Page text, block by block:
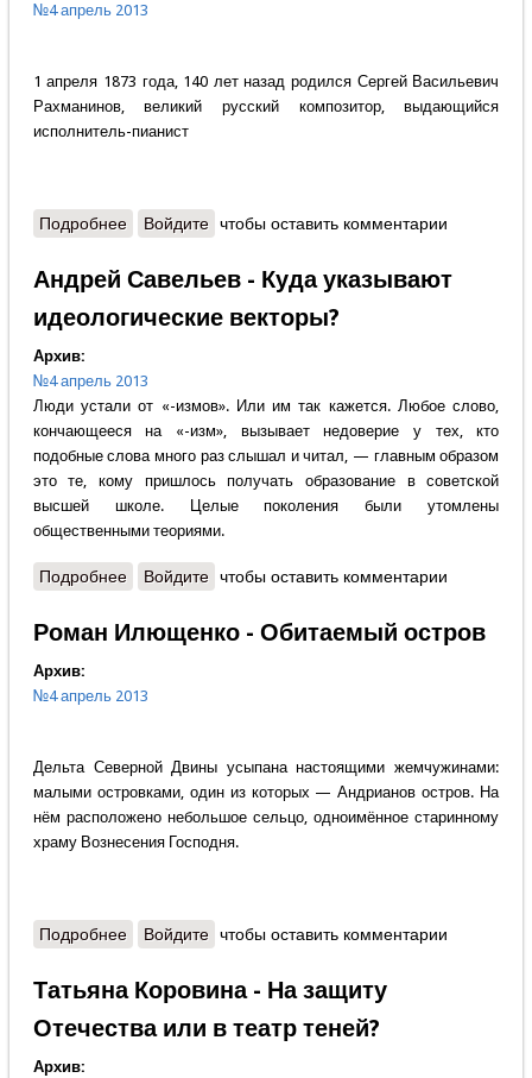
№4 апрель 2013
1 апреля 1873 года, 140 лет назад родился Сергей Васильевич
Рахманинов, великий русский композитор, выдающийся
исполнитель-пианист
Подробнеео Александр Кадашевский - Музыка святой Руси
Войдите чтобы оставить комментарии
Андрей Савельев - Куда указывают
идеологические векторы?
Архив:
№4 апрель 2013
Люди устали от «-измов». Или им так кажется. Любое слово,
кончающееся на «-изм», вызывает недоверие у тех, кто
подобные слова много раз слышал и читал, — главным образом
это те, кому пришлось получать образование в советской
высшей школе. Целые поколения были утомлены
общественными теориями.
Подробнеео Андрей Савельев - Куда указывают
Войдите чтобы оставить комментарии
Роман Илющенко - Обитаемый остров
Архив:
№4 апрель 2013
Дельта Северной Двины усыпана настоящими жемчужинами:
малыми островками, один из которых — Андрианов остров. На
нём расположено небольшое сельцо, одноимённое старинному
храму Вознесения Господня.
Подробнеео Роман Илющенко - Обитаемый остров
Войдите чтобы оставить комментарии
Татьяна Коровина - На защиту
Отечества или в театр теней?
Архив: